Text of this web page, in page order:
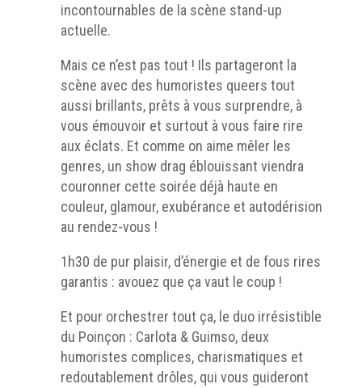
incontournables de la scène stand-up
actuelle.
Mais ce n’est pas tout ! Ils partageront la
scène avec des humoristes queers tout
aussi brillants, prêts à vous surprendre, à
vous émouvoir et surtout à vous faire rire
aux éclats. Et comme on aime mêler les
genres, un show drag éblouissant viendra
couronner cette soirée déjà haute en
couleur, glamour, exubérance et autodérision
au rendez-vous !
1h30 de pur plaisir, d’énergie et de fous rires
garantis : avouez que ça vaut le coup !
Et pour orchestrer tout ça, le duo irrésistible
du Poinçon : Carlota & Guimso, deux
humoristes complices, charismatiques et
redoutablement drôles, qui vous guideront